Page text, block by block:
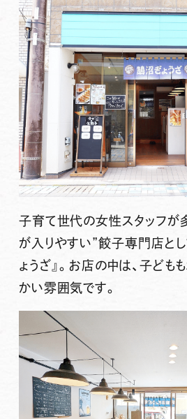
子育て世代の女性スタッフが
が入りやすい”餃子専門店と
ょうざ』。お店の中は、子ども
かい雰囲気です。